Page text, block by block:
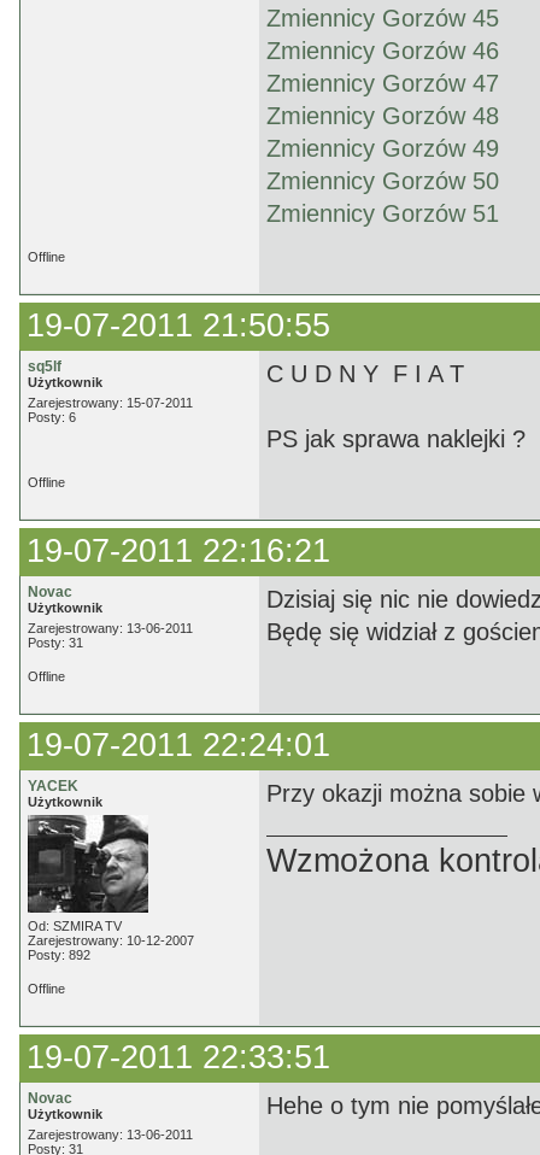
Zmiennicy Gorzów 45
Zmiennicy Gorzów 46
Zmiennicy Gorzów 47
Zmiennicy Gorzów 48
Zmiennicy Gorzów 49
Zmiennicy Gorzów 50
Zmiennicy Gorzów 51
Offline
19-07-2011 21:50:55
sq5lf
Użytkownik
Zarejestrowany: 15-07-2011
Posty: 6
C U D N Y F I A T
PS jak sprawa naklejki ?
Offline
19-07-2011 22:16:21
Novac
Użytkownik
Zarejestrowany: 13-06-2011
Posty: 31
Dzisiaj się nic nie
Będę się widział z
Offline
19-07-2011 22:24:01
YACEK
Użytkownik
Od: SZMIRA TV
Zarejestrowany: 10-12-2007
Posty: 892
Przy okazji można sobie
Wzmożona
Offline
19-07-2011 22:33:51
Novac
Użytkownik
Zarejestrowany: 13-06-2011
Posty: 31
Hehe o tym nie